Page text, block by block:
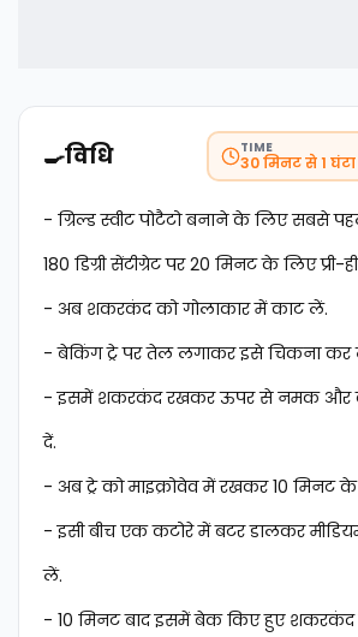
🍳विधि TIME
30 मिनट से 1 घंटा
- ग्रिल्ड स्वीट पोटैटो बनाने के लिए सबसे
180 डिग्री सेंटीग्रेट पर 20 मिनट के लिए प्री-
- अब शकरकंद को गोलाकार में काट लें.
- बेकिंग ट्रे पर तेल लगाकर इसे चिकना कर
- इसमें शकरकंद रखकर ऊपर से नमक और
दें.
- अब ट्रे को माइक्रोवेव में रखकर 10 मिनट
- इसी बीच एक कटोरे में बटर डालकर
लें.
- 10 मिनट बाद इसमें बेक किए हुए शकरकंद